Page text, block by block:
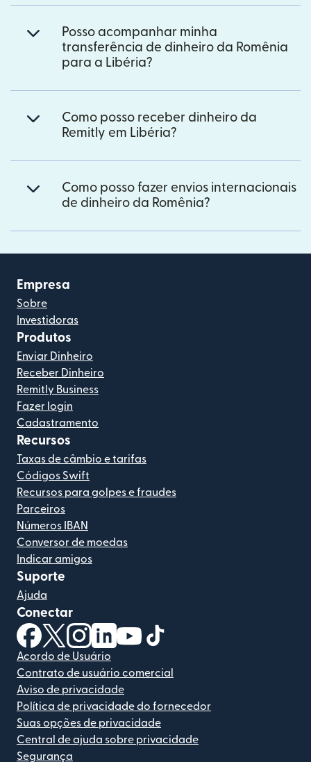
Posso acompanhar minha
transferência de dinheiro da Romênia
para a Libéria?
Como posso receber dinheiro da
Remitly em Libéria?
Como posso fazer envios internacionais
de dinheiro da Romênia?
Empresa
Sobre
Investidoras
Produtos
Enviar Dinheiro
Receber Dinheiro
Remitly Business
Fazer login
Cadastramento
Recursos
Taxas de câmbio e tarifas
Códigos Swift
Recursos para golpes e fraudes
Parceiros
Números IBAN
Conversor de moedas
Indicar amigos
Suporte
Ajuda
Conectar
(abre em uma nova janela)
(abre em uma nova janela)
(abre em uma nova janela)
(abre em uma nova janela)
(abre em uma nova janela)
Acordo de Usuário
Contrato de usuário comercial
Aviso de privacidade
Política de privacidade do fornecedor
Suas opções de privacidade
Central de ajuda sobre privacidade
Segurança